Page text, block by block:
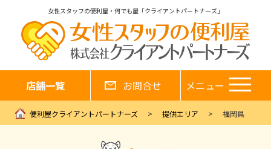
女性スタッフの便利屋・何でも屋「クライアントパートナーズ」
店舗一覧 お問合せ メニュー
便利屋クライアントパートナーズ 提供エリア 福岡県